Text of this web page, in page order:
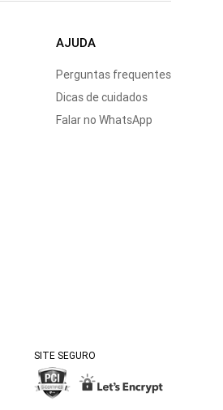
AJUDA
Perguntas frequentes
Dicas de cuidados
Falar no WhatsApp
SITE SEGURO